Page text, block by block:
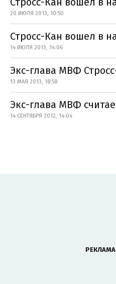
20 ИЮЛЯ 2013, 10:50
Стросс-Кан вошел в
14 ИЮЛЯ 2013, 14:06
Экс-глава МВФ
13 МАЯ 2013, 18:58
Экс-глава МВФ
14 СЕНТЯБРЯ 2012, 14:04